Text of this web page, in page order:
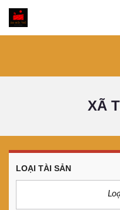
XÃ
LOẠI TÀI SẢN